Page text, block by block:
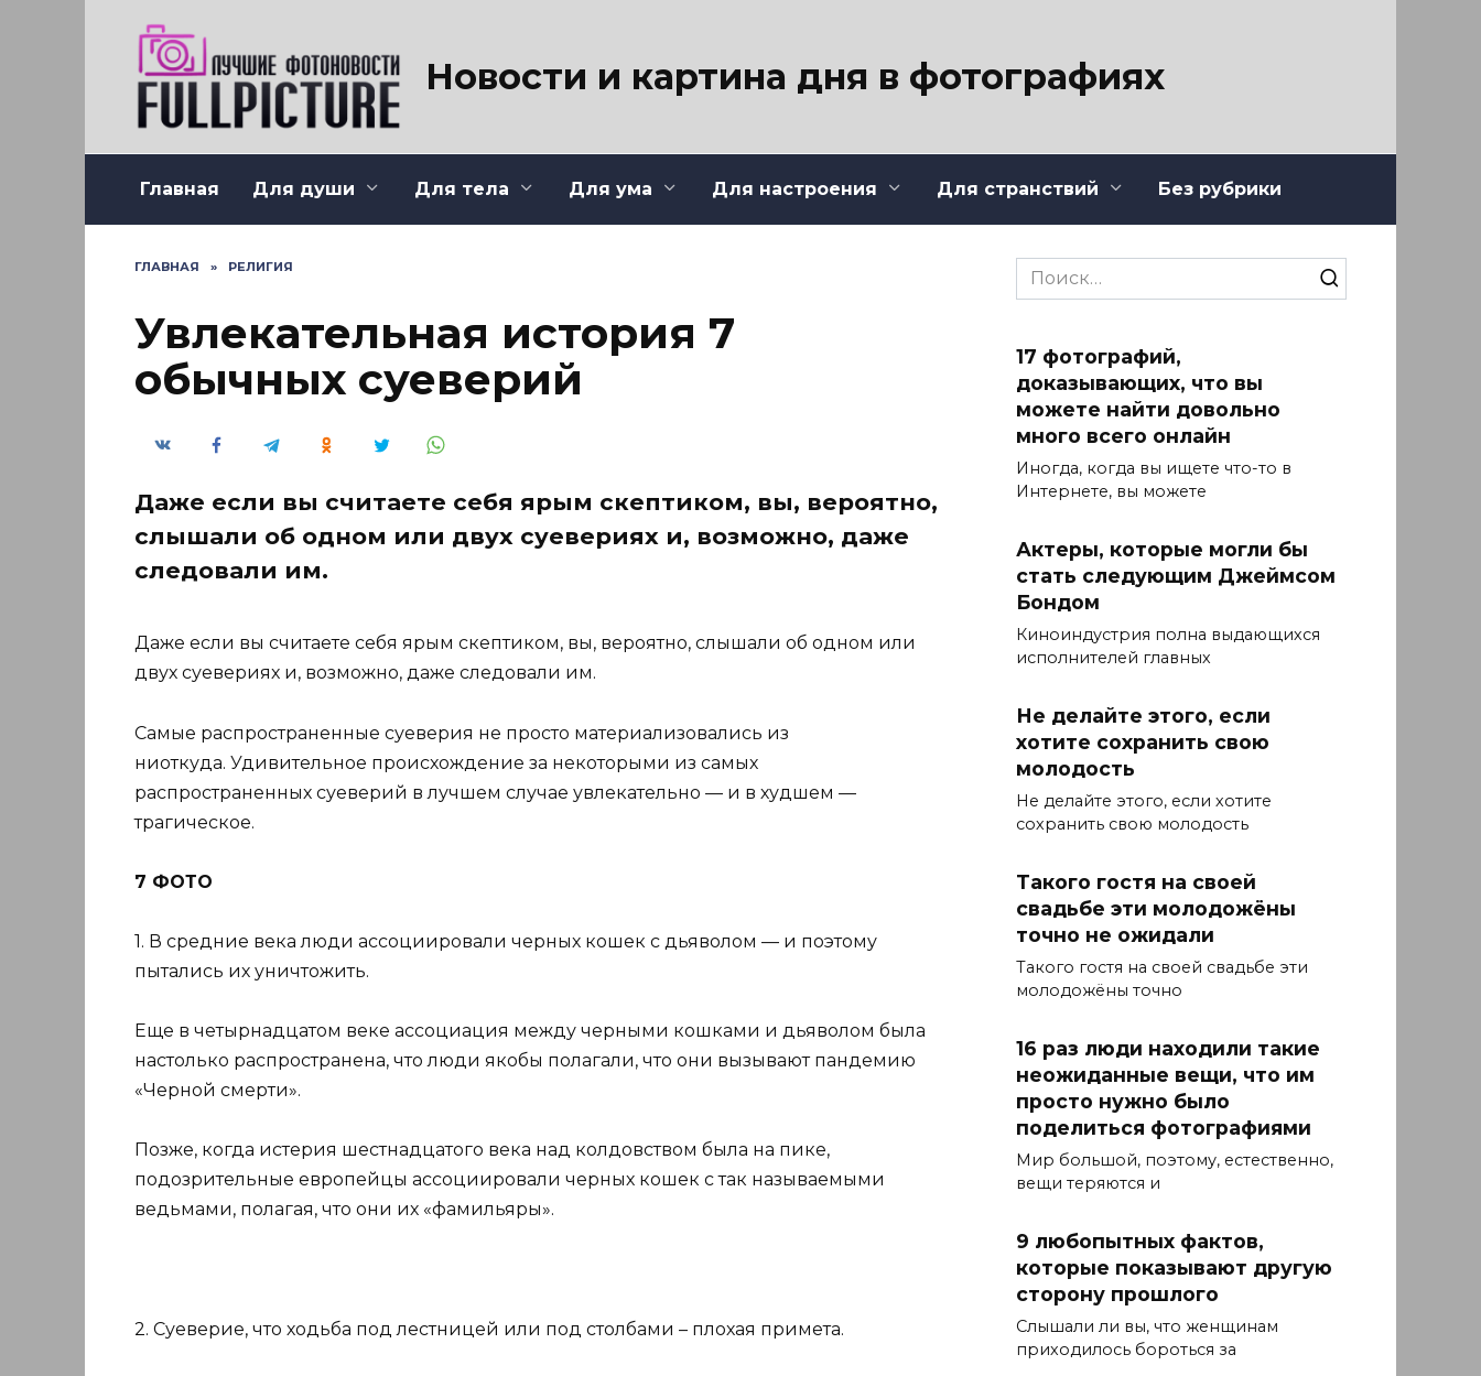
Новости и картина дня в фотографиях
Главная Для души Для тела Для ума Для настроения Для странствий Без рубрики
ГЛАВНАЯ » РЕЛИГИЯ
Увлекательная история 7
обычных суеверий
Даже если вы считаете себя ярым скептиком, вы, вероятно,
слышали об одном или двух суевериях и, возможно, даже
следовали им.
Даже если вы считаете себя ярым скептиком, вы, вероятно, слышали об одном или
двух суевериях и, возможно, даже следовали им.
Самые распространенные суеверия не просто материализовались из
ниоткуда. Удивительное происхождение за некоторыми из самых
распространенных суеверий в лучшем случае увлекательно — и в худшем —
трагическое.
7 ФОТО
1. В средние века люди ассоциировали черных кошек с дьяволом — и поэтому
пытались их уничтожить.
Еще в четырнадцатом веке ассоциация между черными кошками и дьяволом была
настолько распространена, что люди якобы полагали, что они вызывают пандемию
«Черной смерти».
Позже, когда истерия шестнадцатого века над колдовством была на пике,
подозрительные европейцы ассоциировали черных кошек с так называемыми
ведьмами, полагая, что они их «фамильяры».
2. Суеверие, что ходьба под лестницей или под столбами – плохая примета.
Search
for:
17 фотографий,
доказывающих, что вы
можете найти довольно
много всего онлайн
Иногда, когда вы ищете что-то в
Интернете, вы можете
Актеры, которые могли бы
стать следующим Джеймсом
Бондом
Киноиндустрия полна выдающихся
исполнителей главных
Не делайте этого, если
хотите сохранить свою
молодость
Не делайте этого, если хотите
сохранить свою молодость
Такого гостя на своей
свадьбе эти молодожёны
точно не ожидали
Такого гостя на своей свадьбе эти
молодожёны точно
16 раз люди находили такие
неожиданные вещи, что им
просто нужно было
поделиться фотографиями
Мир большой, поэтому, естественно,
вещи теряются и
9 любопытных фактов,
которые показывают другую
сторону прошлого
Слышали ли вы, что женщинам
приходилось бороться за